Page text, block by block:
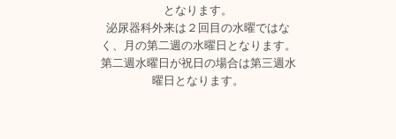
となります。
泌尿器科外来は２回目の水曜ではな
く、月の第二週の水曜日となります。
第二週水曜日が祝日の場合は第三週水
曜日となります。